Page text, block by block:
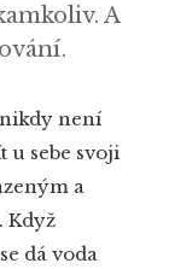
A
není
u sebe svoji
a
Když
dá voda